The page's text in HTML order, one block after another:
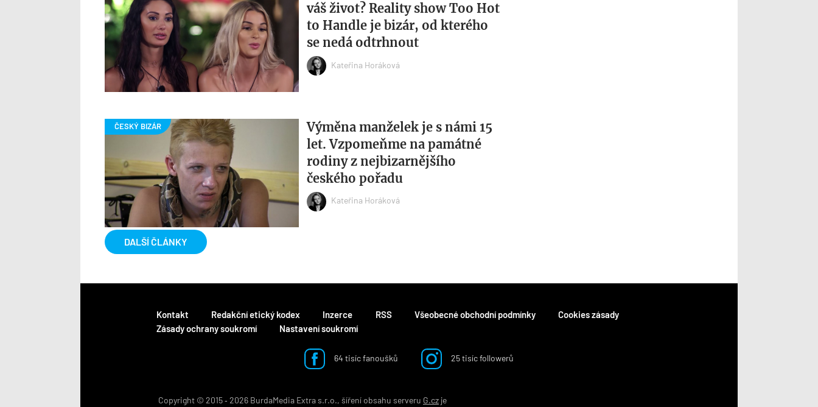
váš život? Reality show Too Hot
to Handle je bizár, od kterého
se nedá odtrhnout
Kateřina Horáková
Výměna manželek je s námi 15
let. Vzpomeňme na památné
rodiny z nejbizarnějšího
českého pořadu
Kateřina Horáková
DALŠÍ ČLÁNKY
Kontakt Redakční etický kodex Inzerce RSS Všeobecné obchodní podmínky
Cookies zásady
Zásady ochrany soukromí
Nastavení soukromí
64 tisíc fanoušků 25 tisíc followerů
Copyright © 2015 ‐ 2026 BurdaMedia Extra s.r.o., šíření obsahu serveru G.cz je